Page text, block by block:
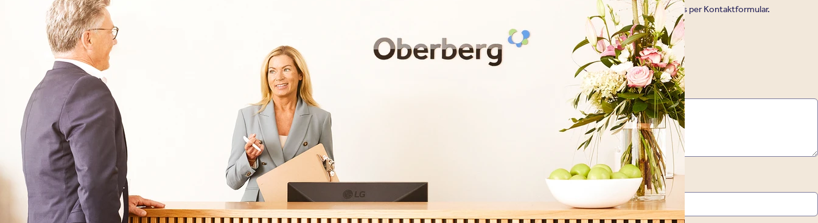
Kontaktieren Sie uns für eine individuelle Beratung telefonisch, oder schreiben Sie uns per Kontaktformular.
030 - 26478607
Vorname* Nachname*